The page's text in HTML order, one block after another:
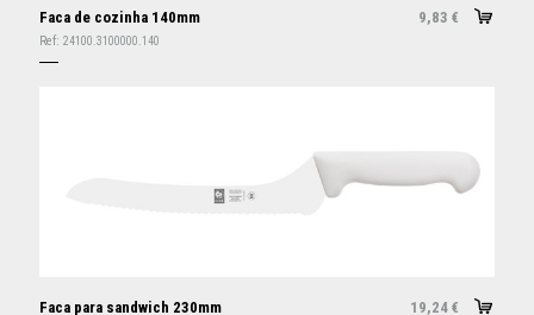
Faca de cozinha 140mm 9,83 €
Ref: 24100.3100000.140
Faca para sandwich 230mm 19,24 €